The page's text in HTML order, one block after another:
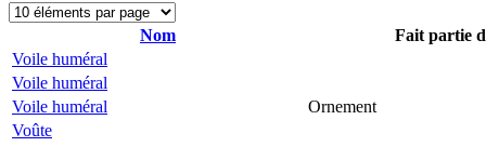
Nom
Fait partie
Voile huméral
Voile huméral
Voile huméral
Ornement
Voûte